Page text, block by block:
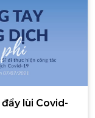
lùi Covid-